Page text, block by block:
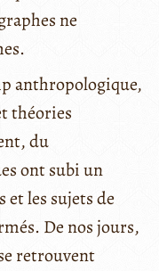
ne
anthropologique,
théories
du
ont subi un
les sujets de
De nos jours,
retrouvent